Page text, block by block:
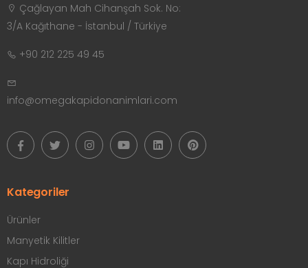
Çağlayan Mah Cihanşah Sok. No:
3/A Kağıthane - İstanbul / Türkiye
+90 212 225 49 45
info@omegakapidonanimlari.com
Kategoriler
Ürünler
Manyetik Kilitler
Kapı Hidroliği